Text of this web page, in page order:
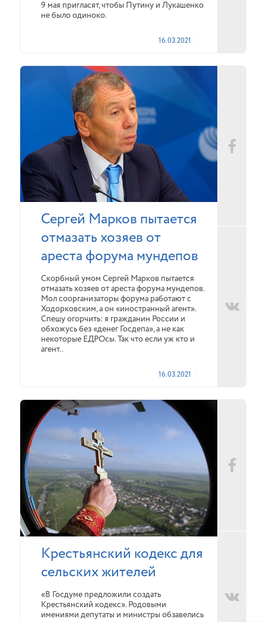
9 мая пригласят, чтобы Путину и Лукашенко
не было одиноко.
16.03.2021
Сергей Марков пытается
отмазать хозяев от
ареста форума мундепов
Скорбный умом Сергей Марков пытается
отмазать хозяев от ареста форума мундепов.
Мол соорганизаторы форума работают с
Ходорковским, а он «иностранный агент».
Спешу огорчить: я гражданин России и
обхожусь без «денег Госдепа», а не как
некоторые ЕДРОсы. Так что если уж кто и
агент..
16.03.2021
Крестьянский кодекс для
сельских жителей
«В Госдуме предложили создать
Крестьянский кодекс». Родовыми
имениями депутаты и министры обзавелись